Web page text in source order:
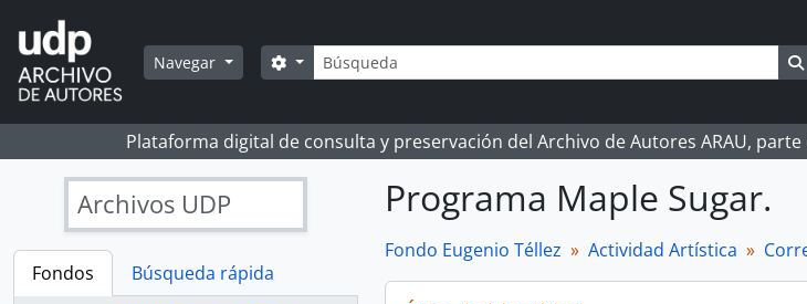
Skip to main content
Navegar Búsqueda
Search options
Plataforma digital de consulta y preservación del Archivo de Autores ARAU,
Archivos UDP
Fondos
Búsqueda rápida
Programa Maple Sugar.
Fondo Eugenio Téllez Actividad Artística